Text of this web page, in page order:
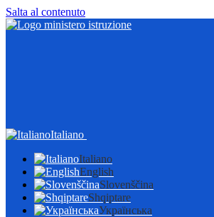
Salta al contenuto
Italiano
Italiano
English
Slovenščina
Shqiptare
Українська